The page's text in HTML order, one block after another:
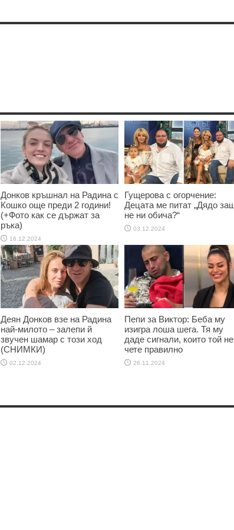
Донков кръшнал на Радина с
Кошко още преди 2 години!
(+Фото как се държат за
ръка)
16.12.2024
Гущерова с огорчение:
Децата ме питат „Дядо
не ни обича?“
03.12.2024
Деян Донков взе на Радина
най-милото – залепи й
звучен шамар с този ход
(СНИМКИ)
02.12.2024
Пепи за Виктор: Беба му
изигра лоша шега. Тя му
даде сигнали, които той не
чете правилно
26.11.2024